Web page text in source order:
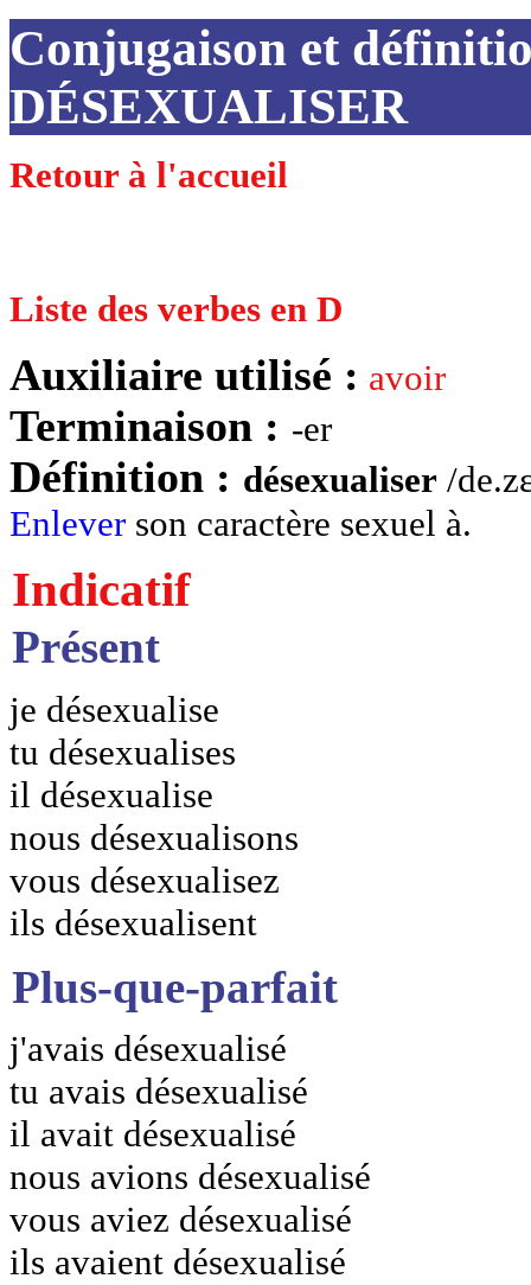
Conjugaison et
DÉSEXUALISER
Retour à l'accueil
Liste des verbes en D
Auxiliaire utilisé : avoir
Terminaison : -er
Définition : désexualiser /
Enlever son caractère sexuel à.
Indicatif
Présent
je désexualise
tu désexualises
il désexualise
nous désexualisons
vous désexualisez
ils désexualisent
Plus-que-parfait
j'avais désexualisé
tu avais désexualisé
il avait désexualisé
nous avions désexualisé
vous aviez désexualisé
ils avaient désexualisé